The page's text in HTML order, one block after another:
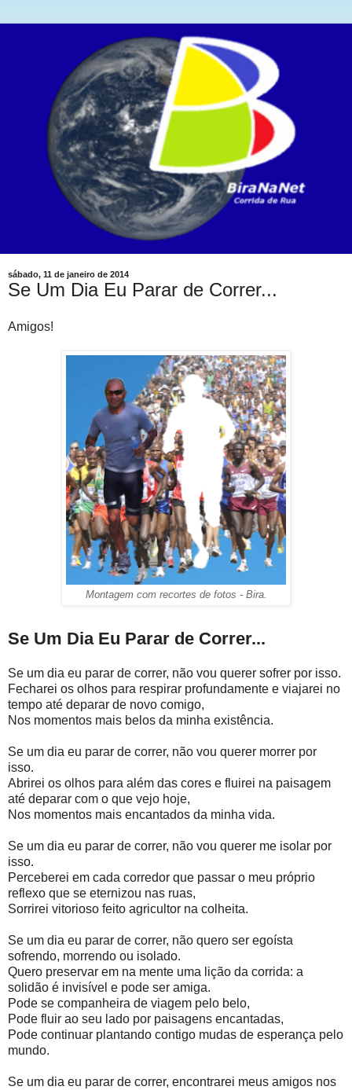
sábado, 11 de janeiro de 2014
Se Um Dia Eu Parar de Correr...
Amigos!
Montagem com recortes de fotos - Bira.
Se Um Dia Eu Parar de Correr...
Se um dia eu parar de correr, não vou querer sofrer por isso.
Fecharei os olhos para respirar profundamente e viajarei no
tempo até deparar de novo comigo,
Nos momentos mais belos da minha existência.
Se um dia eu parar de correr, não vou querer morrer por
isso.
Abrirei os olhos para além das cores e fluirei na paisagem
até deparar com o que vejo hoje,
Nos momentos mais encantados da minha vida.
Se um dia eu parar de correr, não vou querer me isolar por
isso.
Perceberei em cada corredor que passar o meu próprio
reflexo que se eternizou nas ruas,
Sorrirei vitorioso feito agricultor na colheita.
Se um dia eu parar de correr, não quero ser egoísta
sofrendo, morrendo ou isolado.
Quero preservar em na mente uma lição da corrida: a
solidão é invisível e pode ser amiga.
Pode se companheira de viagem pelo belo,
Pode fluir ao seu lado por paisagens encantadas,
Pode continuar plantando contigo mudas de esperança pelo
mundo.
Se um dia eu parar de correr, encontrarei meus amigos nos